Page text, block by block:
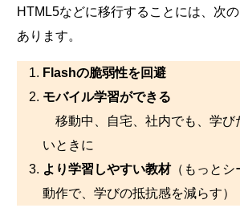
HTML5などに移行することには、次
あります。
Flashの脆弱性を回避
モバイル学習ができる
移動中、自宅、社内でも、学び
いときに
より学習しやすい教材（もっとシ
動作で、学びの抵抗感を減らす）